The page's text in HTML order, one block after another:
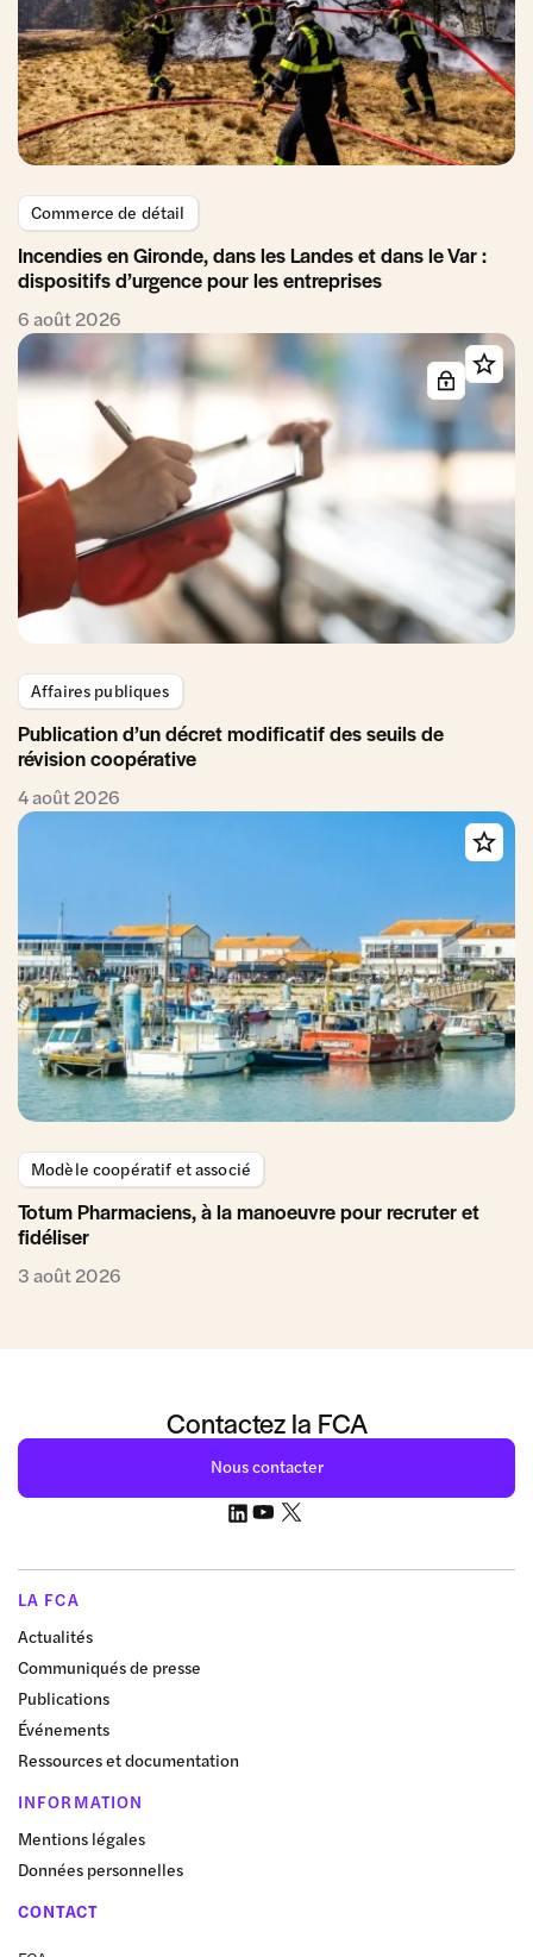
Commerce de détail
Incendies en Gironde, dans les Landes et dans le Var :
dispositifs d’urgence pour les entreprises
6 août 2026
Affaires publiques
Publication d’un décret modificatif des seuils de
révision coopérative
4 août 2026
Modèle coopératif et associé
Totum Pharmaciens, à la manoeuvre pour recruter et
fidéliser
3 août 2026
Contactez la FCA
Nous contacter
LA FCA
Actualités
Communiqués de presse
Publications
Événements
Ressources et documentation
INFORMATION
Mentions légales
Données personnelles
CONTACT